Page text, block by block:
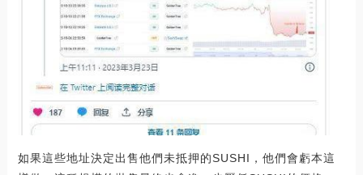
如果這些地址決定出售他們未抵押的SUSHI，他們會虧本這